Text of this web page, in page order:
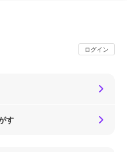
ログイン
す